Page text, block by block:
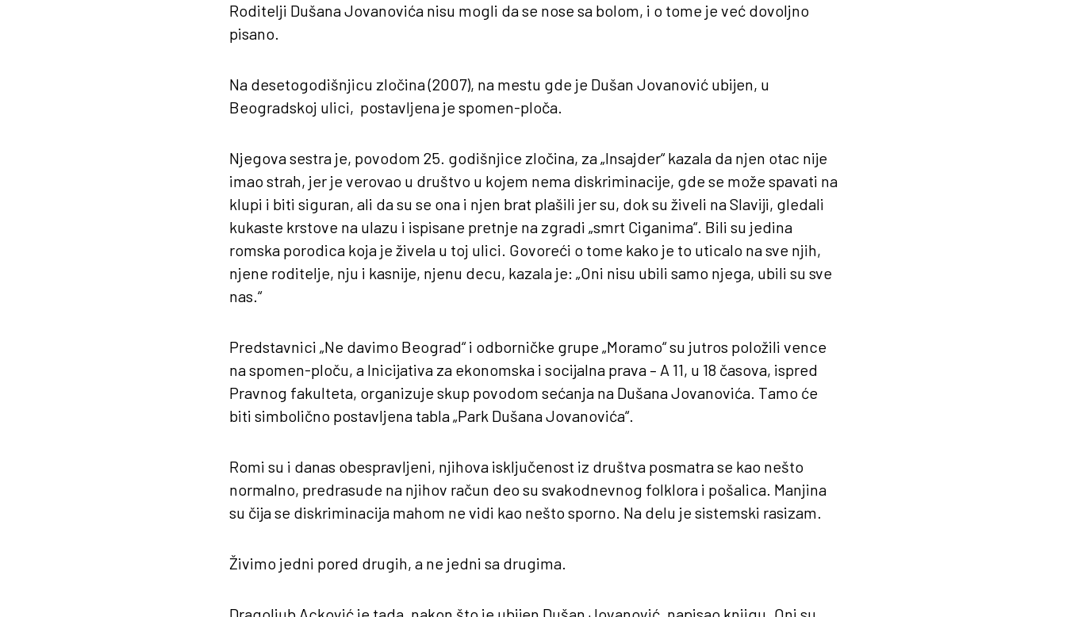
Roditelji Dušana Jovanovića nisu mogli da se nose sa bolom, i o tome je već dovoljno
pisano.
Na desetogodišnjicu zločina (2007), na mestu gde je Dušan Jovanović ubijen, u
Beogradskoj ulici, postavljena je spomen-ploča.
Njegova sestra je, povodom 25. godišnjice zločina, za „Insajder“ kazala da njen otac nije
imao strah, jer je verovao u društvo u kojem nema diskriminacije, gde se može spavati na
klupi i biti siguran, ali da su se ona i njen brat plašili jer su, dok su živeli na Slaviji, gledali
kukaste krstove na ulazu i ispisane pretnje na zgradi „smrt Ciganima“. Bili su jedina
romska porodica koja je živela u toj ulici. Govoreći o tome kako je to uticalo na sve njih,
njene roditelje, nju i kasnije, njenu decu, kazala je: „Oni nisu ubili samo njega, ubili su sve
nas.“
Predstavnici „Ne davimo Beograd“ i odborničke grupe „Moramo“ su jutros položili vence
na spomen-ploču, a Inicijativa za ekonomska i socijalna prava – A 11, u 18 časova, ispred
Pravnog fakulteta, organizuje skup povodom sećanja na Dušana Jovanovića. Tamo će
biti simbolično postavljena tabla „Park Dušana Jovanovića“.
Romi su i danas obespravljeni, njihova isključenost iz društva posmatra se kao nešto
normalno, predrasude na njihov račun deo su svakodnevnog folklora i pošalica. Manjina
su čija se diskriminacija mahom ne vidi kao nešto sporno. Na delu je sistemski rasizam.
Živimo jedni pored drugih, a ne jedni sa drugima.